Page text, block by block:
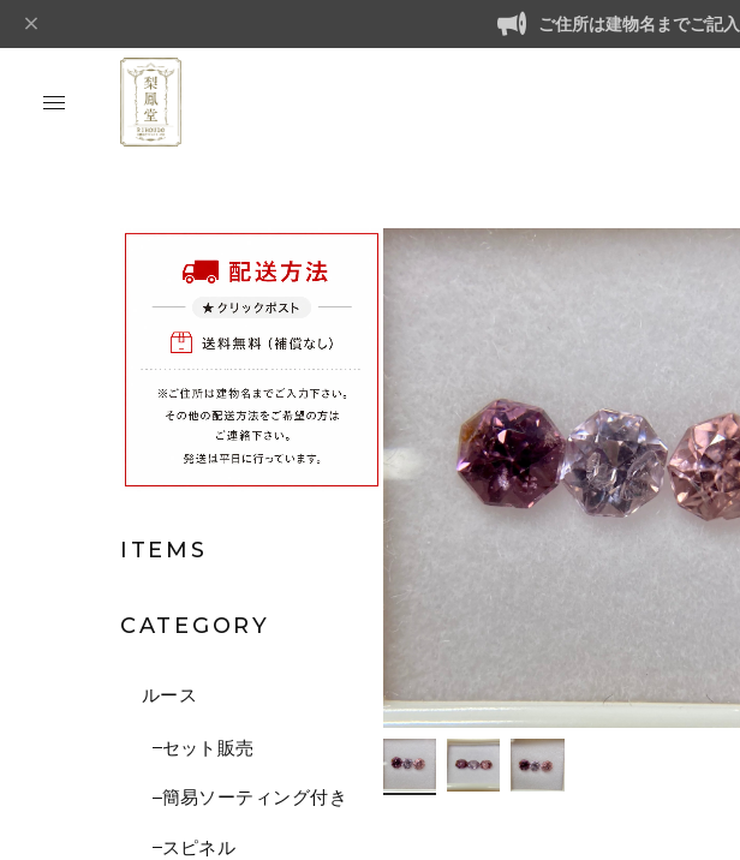
ご住所は建物名までご記
ITEMS
CATEGORY
ルース
セット販売
簡易ソーティング付き
スピネル